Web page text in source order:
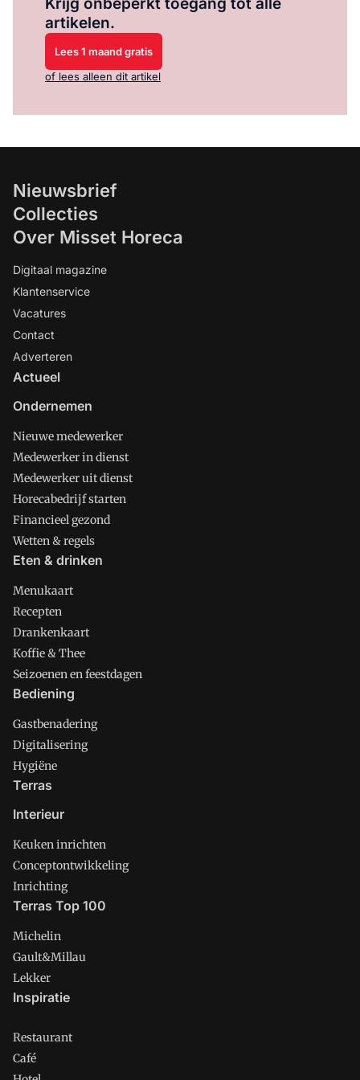
artikelen.
Lees 1 maand gratis
of lees alleen dit artikel
Nieuwsbrief
Collecties
Over Misset Horeca
Digitaal magazine
Klantenservice
Vacatures
Contact
Adverteren
Actueel
Ondernemen
Nieuwe medewerker
Medewerker in dienst
Medewerker uit dienst
Horecabedrijf starten
Financieel gezond
Wetten & regels
Eten & drinken
Menukaart
Recepten
Drankenkaart
Koffie & Thee
Seizoenen en feestdagen
Bediening
Gastbenadering
Digitalisering
Hygiëne
Terras
Interieur
Keuken inrichten
Conceptontwikkeling
Inrichting
Terras Top 100
Michelin
Gault&Millau
Lekker
Inspiratie
Restaurant
Café